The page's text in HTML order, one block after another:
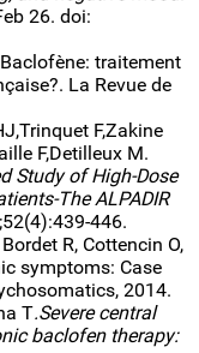
26. doi:
traitement
La Revue de
F,Zakine
F,Detilleux M.
Study of High-Dose
The ALPADIR
446.
R, Cottencin O,
symptoms: Case
2014.
T.Severe central
baclofen therapy: